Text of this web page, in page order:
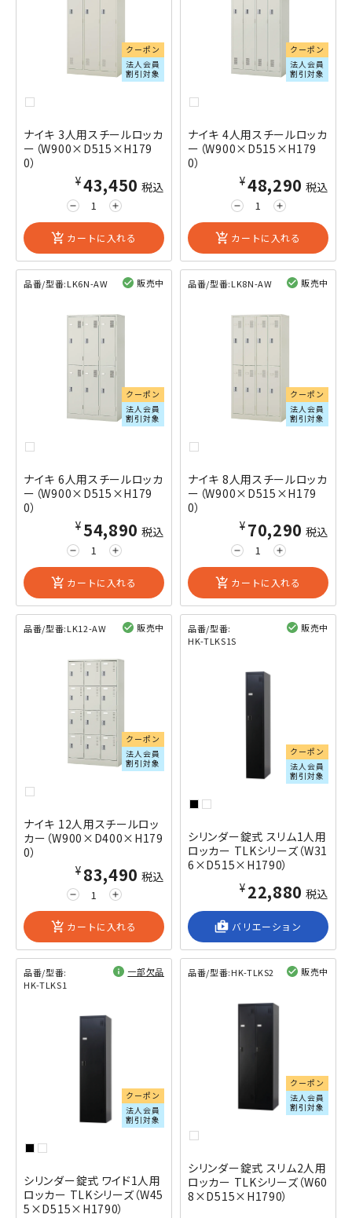
クーポン
法人会員
割引対象
ナイキ 3人用スチールロッカ
ー（W900×D515×H179
0）
remove add
¥43,450 税込
add_shopping_cart カートに入れる
クーポン
法人会員
割引対象
ナイキ 4人用スチールロッカ
ー（W900×D515×H179
0）
remove add
¥48,290 税込
add_shopping_cart カートに入れる
品番/型番:LK6N-AW 販売中
クーポン
法人会員
割引対象
ナイキ 6人用スチールロッカ
ー（W900×D515×H179
0）
remove add
¥54,890 税込
add_shopping_cart カートに入れる
品番/型番:LK8N-AW 販売中
クーポン
法人会員
割引対象
ナイキ 8人用スチールロッカ
ー（W900×D515×H179
0）
remove add
¥70,290 税込
add_shopping_cart カートに入れる
品番/型番:LK12-AW 販売中
クーポン
法人会員
割引対象
ナイキ 12人用スチールロッ
カー（W900×D400×H179
0）
remove add
¥83,490 税込
add_shopping_cart カートに入れる
品番/型番:
HK-TLKS1S
販売中
クーポン
法人会員
割引対象
シリンダー錠式 スリム1人用
ロッカー TLKシリーズ（W31
6×D515×H1790）
¥22,880 税込
shop_2 バリエーション
品番/型番:
HK-TLKS1
一部欠品
クーポン
法人会員
割引対象
シリンダー錠式 ワイド1人用
ロッカー TLKシリーズ（W45
5×D515×H1790）
品番/型番:HK-TLKS2 販売中
クーポン
法人会員
割引対象
シリンダー錠式 スリム2人用
ロッカー TLKシリーズ（W60
8×D515×H1790）